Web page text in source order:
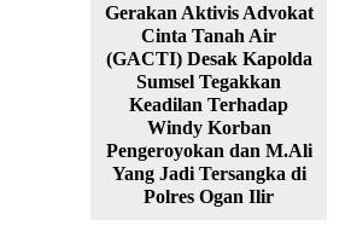
Gerakan Aktivis Advokat
Cinta Tanah Air
(GACTI) Desak Kapolda
Sumsel Tegakkan
Keadilan Terhadap
Windy Korban
Pengeroyokan dan M.Ali
Yang Jadi Tersangka di
Polres Ogan Ilir